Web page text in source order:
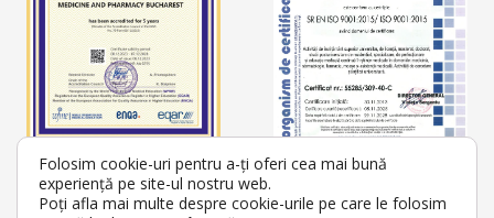
Folosim cookie-uri pentru a-ți oferi cea mai bună
experiență pe site-ul nostru web.
Poți afla mai multe despre cookie-urile pe care le folosim